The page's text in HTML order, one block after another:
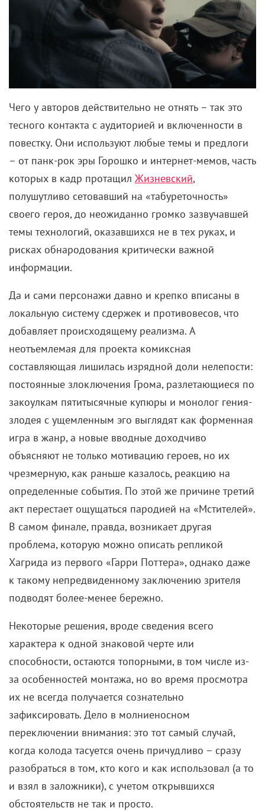
Чего у авторов действительно не отнять – так это
тесного контакта с аудиторией и включенности в
повестку. Они используют любые темы и предлоги
– от панк-рок эры Горошко и интернет-мемов, часть
которых в кадр протащил Жизневский,
полушутливо сетовавший на «табуреточность»
своего героя, до неожиданно громко зазвучавшей
темы технологий, оказавшихся не в тех руках, и
рисках обнародования критически важной
информации.
Да и сами персонажи давно и крепко вписаны в
локальную систему сдержек и противовесов, что
добавляет происходящему реализма. А
неотъемлемая для проекта комиксная
составляющая лишилась изрядной доли нелепости:
постоянные злоключения Грома, разлетающиеся по
закоулкам пятитысячные купюры и монолог гения-
злодея с ущемленным эго выглядят как форменная
игра в жанр, а новые вводные доходчиво
объясняют не только мотивацию героев, но их
чрезмерную, как раньше казалось, реакцию на
определенные события. По этой же причине третий
акт перестает ощущаться пародией на «Мстителей».
В самом финале, правда, возникает другая
проблема, которую можно описать репликой
Хагрида из первого «Гарри Поттера», однако даже
к такому непредвиденному заключению зрителя
подводят более-менее бережно.
Некоторые решения, вроде сведения всего
характера к одной знаковой черте или
способности, остаются топорными, в том числе из-
за особенностей монтажа, но во время просмотра
их не всегда получается сознательно
зафиксировать. Дело в молниеносном
переключении внимания: это тот самый случай,
когда колода тасуется очень причудливо – сразу
разобраться в том, кто кого и как использовал (а то
и взял в заложники), с учетом открывшихся
обстоятельств не так и просто.